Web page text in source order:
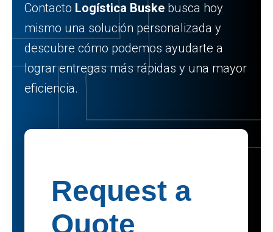
Contacto Logística Buske busca hoy
mismo una solución personalizada y
descubre cómo podemos ayudarte a
lograr entregas más rápidas y una mayor
eficiencia.